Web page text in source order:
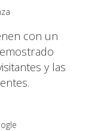
con un
y las